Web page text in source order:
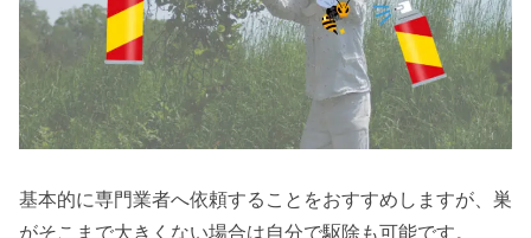
基本的に専門業者へ依頼することをおすすめしますが、巣
がそこまで大きくない場合は自分で駆除も可能です。